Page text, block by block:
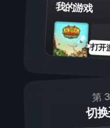
我的游戏
打开
第
切